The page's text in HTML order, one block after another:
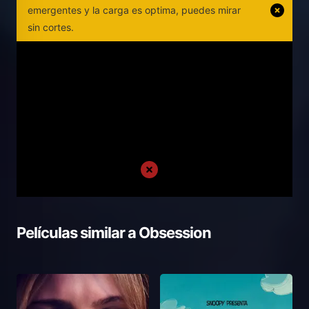
emergentes y la carga es optima, puedes mirar
sin cortes.
Películas similar aObsession